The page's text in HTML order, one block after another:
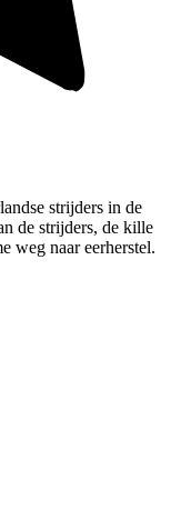
strijders in de
de strijders, de kille
weg naar eerherstel.